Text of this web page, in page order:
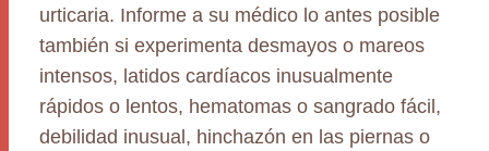
urticaria. Informe a su médico lo antes posible
también si experimenta desmayos o mareos
intensos, latidos cardíacos inusualmente
rápidos o lentos, hematomas o sangrado fácil,
debilidad inusual, hinchazón en las piernas o